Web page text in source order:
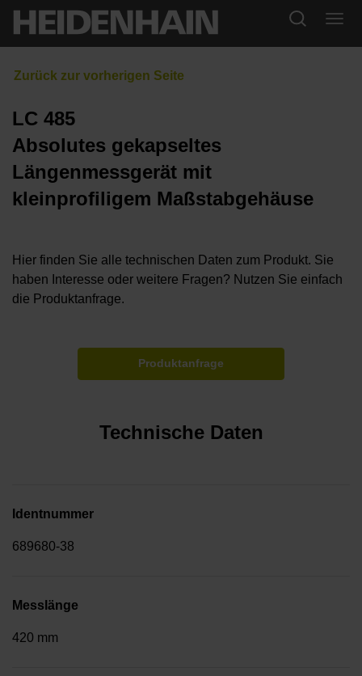
LC 485
Absolutes gekapseltes
Längenmessgerät mit
kleinprofiligem Maßstabgehäuse
Hier finden Sie alle technischen Daten zum Produkt. Sie
haben Interesse oder weitere Fragen? Nutzen Sie einfach
die Produktanfrage.
Produktanfrage
Technische Daten
Identnummer
689680-38
Messlänge
420 mm